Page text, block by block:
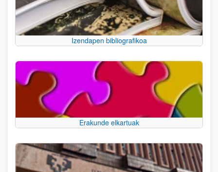
Izendapen bibliografikoa
Erakunde elkartuak